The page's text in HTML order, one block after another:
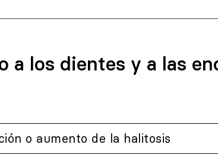
a los dientes y a las
o aumento de la halitosis